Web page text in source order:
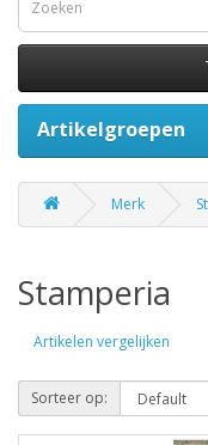
Artikelgroepen
Merk
Stamperia
Artikelen vergelijken
Sorteer op: